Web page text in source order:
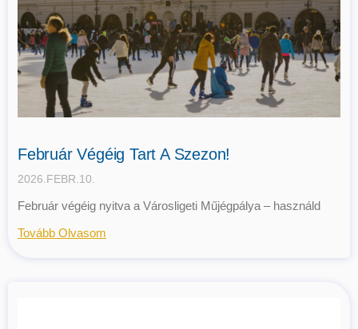
Február Végéig Tart A Szezon!
2026.FEBR.10.
Február végéig nyitva a Városligeti Műjégpálya – használd
Tovább Olvasom